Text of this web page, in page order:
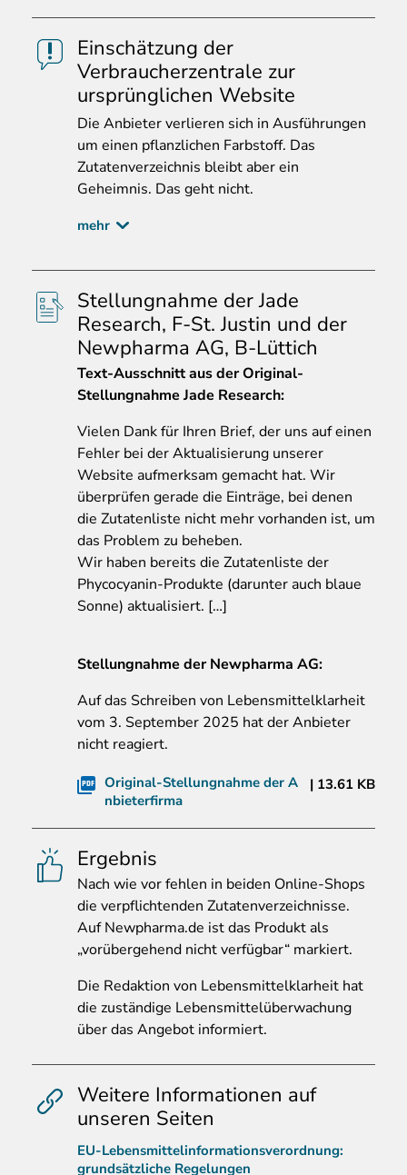
Einschätzung der
Verbraucherzentrale zur
ursprünglichen Website
Die Anbieter verlieren sich in Ausführungen
um einen pflanzlichen Farbstoff. Das
Zutatenverzeichnis bleibt aber ein
Geheimnis. Das geht nicht.
mehr
Stellungnahme der Jade
Research, F-St. Justin und der
Newpharma AG, B-Lüttich
Text-Ausschnitt aus der Original-
Stellungnahme Jade Research:
Vielen Dank für Ihren Brief, der uns auf einen
Fehler bei der Aktualisierung unserer
Website aufmerksam gemacht hat. Wir
überprüfen gerade die Einträge, bei denen
die Zutatenliste nicht mehr vorhanden ist, um
das Problem zu beheben.
Wir haben bereits die Zutatenliste der
Phycocyanin-Produkte (darunter auch blaue
Sonne) aktualisiert. […]
Stellungnahme der Newpharma AG:
Auf das Schreiben von Lebensmittelklarheit
vom 3. September 2025 hat der Anbieter
nicht reagiert.
Original-Stellungnahme der A
nbieterfirma
13.61 KB
Ergebnis
Nach wie vor fehlen in beiden Online-Shops
die verpflichtenden Zutatenverzeichnisse.
Auf Newpharma.de ist das Produkt als
„vorübergehend nicht verfügbar“ markiert.
Die Redaktion von Lebensmittelklarheit hat
die zuständige Lebensmittelüberwachung
über das Angebot informiert.
Weitere Informationen auf
unseren Seiten
EU-Lebensmittelinformationsverordnung:
grundsätzliche Regelungen